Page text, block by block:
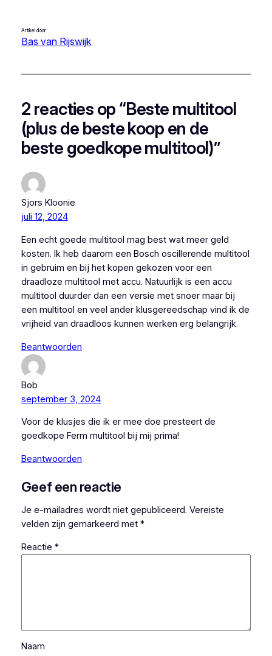
Artikel door:
Bas van Rijswijk
2 reacties op “Beste multitool
(plus de beste koop en de
beste goedkope multitool)”
Sjors Kloonie
juli 12, 2024
Een echt goede multitool mag best wat meer geld
kosten. Ik heb daarom een Bosch oscillerende multitool
in gebruim en bij het kopen gekozen voor een
draadloze multitool met accu. Natuurlijk is een accu
multitool duurder dan een versie met snoer maar bij
een multitool en veel ander klusgereedschap vind ik de
vrijheid van draadloos kunnen werken erg belangrijk.
Beantwoorden
Bob
september 3, 2024
Voor de klusjes die ik er mee doe presteert de
goedkope Ferm multitool bij mij prima!
Beantwoorden
Geef een reactie
Je e-mailadres wordt niet gepubliceerd. Vereiste
velden zijn gemarkeerd met *
Reactie *
Naam